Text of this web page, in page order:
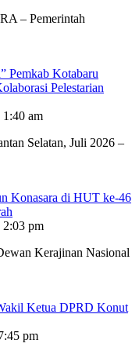
– Pemerintah
Pemkab Kotabaru
Pelestarian
am
Selatan, Juli 2026 –
Konasara di HUT ke-46
2:03 pm
Kerajinan Nasional
Ketua DPRD Konut
pm